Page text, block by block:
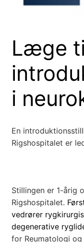
Læge
i
En
Rigshospitalet er
Stillingen er 1-årig
Rigshospitalet.
vedrører
degenerative
for Reumatologi og